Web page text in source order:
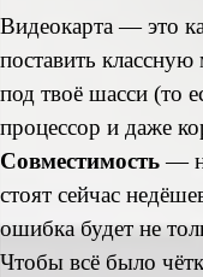
Видеокарта — это
поставить
под твоё шасси (то
процессор и даже
Совместимость—
стоят сейчас
ошибка будет не
Чтобы всё было